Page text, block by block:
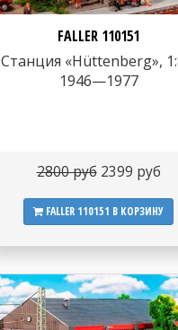
FALLER 110151
Станция «Hüttenberg»,
1946—1977
2800 руб 2399 руб
FALLER 110151 В КОРЗИНУ